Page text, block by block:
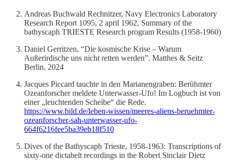
Andreas Buchwald Rechnitzer, Navy Electronics Laboratory
Research Report 1095, 2 april 1962, Summary of the
bathyscaph TRIESTE Research program Results (1958-1960)
Daniel Gerritzen, “Die kosmische Krise – Warum
Außerirdische uns nicht retten werden”. Matthes & Seitz
Berlin, 2024
Jacques Piccard tauchte in den Marianengraben: Berühmter
Ozeanforscher meldete Unterwasser-Ufo! Im Logbuch ist von
einer „leuchtenden Scheibe“ die Rede.
https://www.bild.de/leben-wissen/meeres-aliens-beruehmter-
ozeanforscher-sah-unterwasser-ufo-
664f6216fee5ba39eb18f510
Dives of the Bathyscaph Trieste, 1958-1963: Transcriptions of
sixty-one dictabelt recordings in the Robert Sinclair Dietz